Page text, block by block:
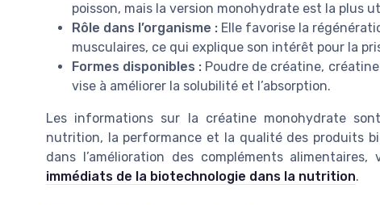
poisson, mais la version monohydrate est la plus
Rôle dans l’organisme : Elle favorise la
musculaires, ce qui explique son intérêt pour la
Formes disponibles : Poudre de créatine,
vise à améliorer la solubilité et l’absorption.
Les informations sur la créatine monohydrate
nutrition, la performance et la qualité des produits
dans l’amélioration des compléments alimentaires,
immédiats de la biotechnologie dans la nutrition.